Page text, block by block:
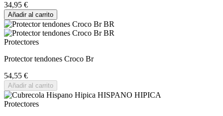
34,95 €
Añadir al carrito
Protectores
Protector tendones Croco Br
54,55 €
Añadir al carrito
Protectores